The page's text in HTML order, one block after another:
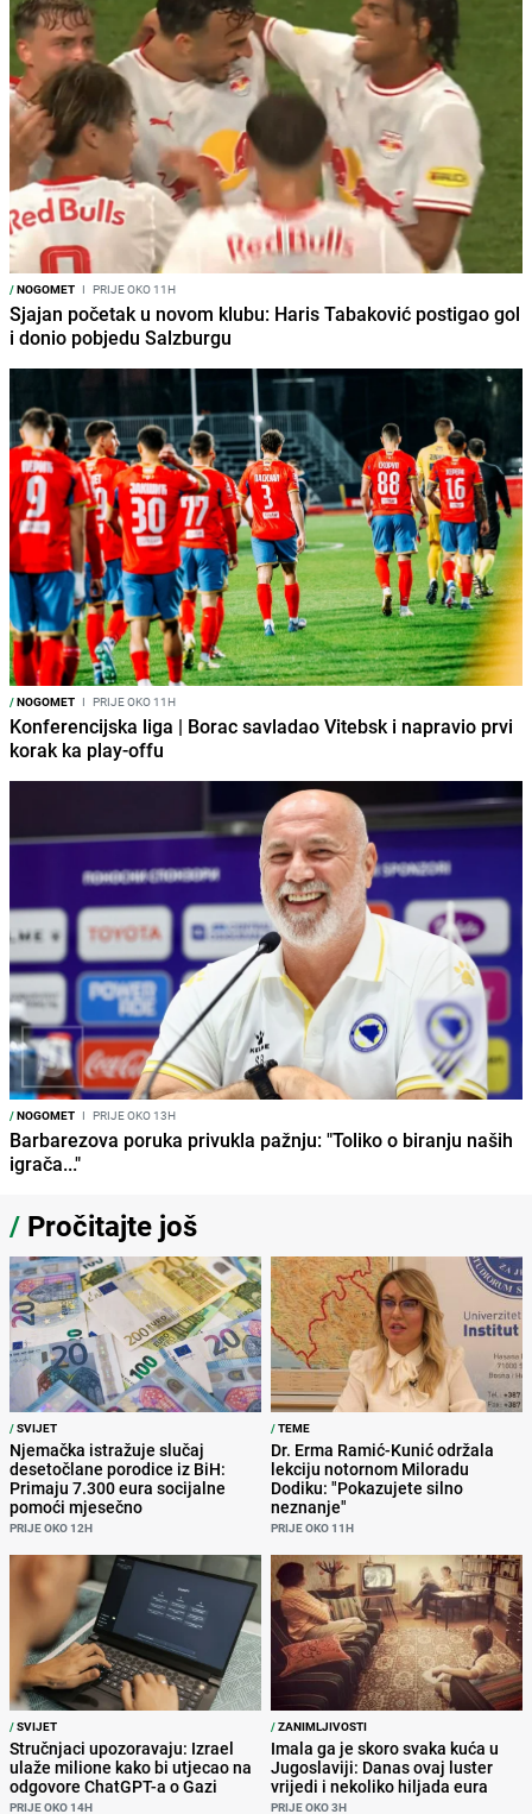
/NOGOMET I PRIJE OKO 11H
Sjajan početak u novom klubu: Haris Tabaković postigao gol
i donio pobjedu Salzburgu
/NOGOMET I PRIJE OKO 11H
Konferencijska liga | Borac savladao Vitebsk i napravio prvi
korak ka play-offu
/NOGOMET I PRIJE OKO 13H
Barbarezova poruka privukla pažnju: "Toliko o biranju naših
igrača..."
/ Pročitajte još
/SVIJET
Njemačka istražuje slučaj
desetočlane porodice iz BiH:
Primaju 7.300 eura socijalne
pomoći mjesečno
PRIJE OKO 12H
/TEME
Dr. Erma Ramić-Kunić održala
lekciju notornom Miloradu
Dodiku: "Pokazujete silno
neznanje"
PRIJE OKO 11H
/SVIJET
Stručnjaci upozoravaju: Izrael
ulaže milione kako bi utjecao na
odgovore ChatGPT-a o Gazi
PRIJE OKO 14H
/ZANIMLJIVOSTI
Imala ga je skoro svaka kuća u
Jugoslaviji: Danas ovaj luster
vrijedi i nekoliko hiljada eura
PRIJE OKO 3H